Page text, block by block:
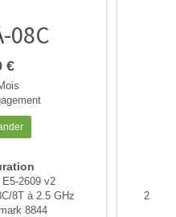
08C
€
2609 v2
8T à 2.5 GHz
8844
2